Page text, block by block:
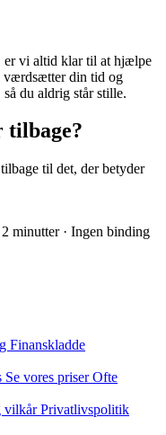
er vi altid klar til at hjælpe
værdsætter din tid og
du aldrig står stille.
tilbage?
til det, der betyder
minutter · Ingen binding
Finanskladde
Se vores priserOfte
vilkårPrivatlivspolitik